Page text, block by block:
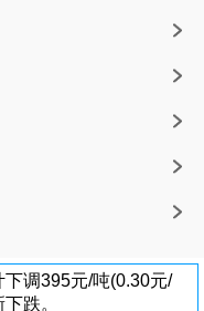
调395元/吨(0.30元/
跌。